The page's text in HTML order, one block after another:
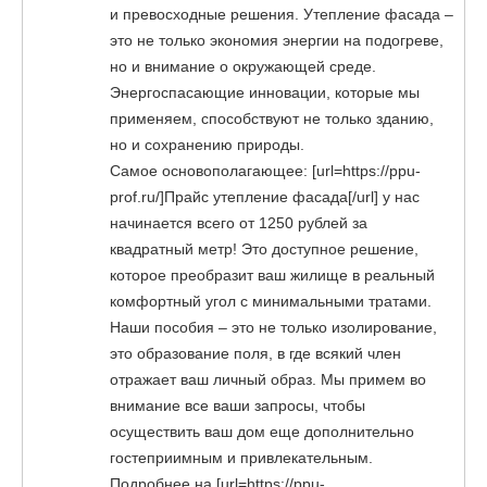
и превосходные решения. Утепление фасада –
это не только экономия энергии на подогреве,
но и внимание о окружающей среде.
Энергоспасающие инновации, которые мы
применяем, способствуют не только зданию,
но и сохранению природы.
Самое основополагающее: [url=https://ppu-
prof.ru/]Прайс утепление фасада[/url] у нас
начинается всего от 1250 рублей за
квадратный метр! Это доступное решение,
которое преобразит ваш жилище в реальный
комфортный угол с минимальными тратами.
Наши пособия – это не только изолирование,
это образование поля, в где всякий член
отражает ваш личный образ. Мы примем во
внимание все ваши запросы, чтобы
осуществить ваш дом еще дополнительно
гостеприимным и привлекательным.